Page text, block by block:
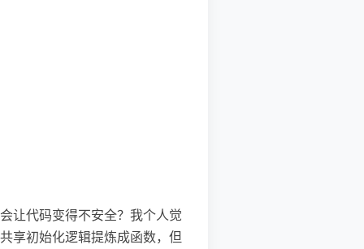
让代码变得不安全？我个人觉
享初始化逻辑提炼成函数，但